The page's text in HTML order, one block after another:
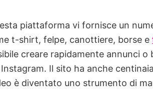
piattaforma vi fornisce un
t-shirt, felpe, canottiere, borse e
creare rapidamente annunci
Il sito ha anche
è diventato uno strumento di